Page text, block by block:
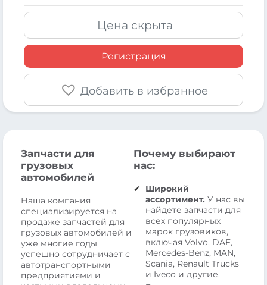
Цена скрыта
Регистрация
Добавить в избранное
Запчасти для
грузовых
автомобилей
Наша компания
специализируется на
продаже запчастей для
грузовых автомобилей и
уже многие годы
успешно сотрудничает с
автотранспортными
предприятиями и
Почему выбирают
нас:
Широкий
ассортимент. У нас вы
найдете запчасти для
всех популярных
марок грузовиков,
включая Volvo, DAF,
Mercedes-Benz, MAN,
Scania, Renault Trucks
и Iveco и другие.